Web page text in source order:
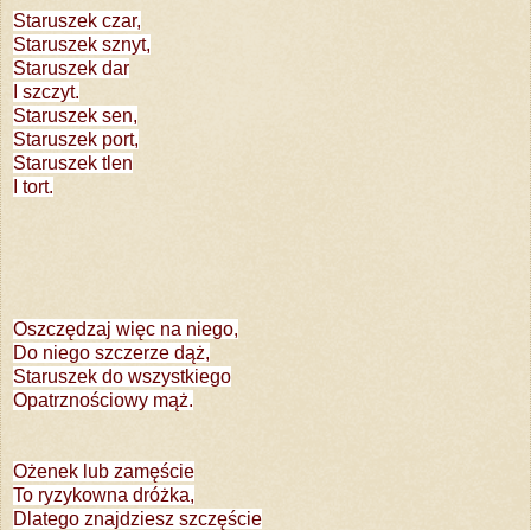
Staruszek czar,
Staruszek sznyt,
Staruszek dar
I szczyt.
Staruszek sen,
Staruszek port,
Staruszek tlen
I tort.
Oszczędzaj więc na niego,
Do niego szczerze dąż,
Staruszek do wszystkiego
Opatrznościowy mąż.
Ożenek lub zamęście
To ryzykowna dróżka,
Dlatego znajdziesz szczęście